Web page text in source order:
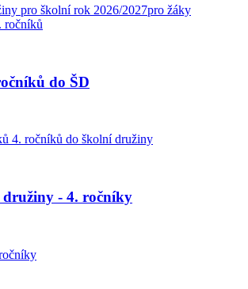
pro školní rok 2026/2027pro žáky
ročníků
do ŠD
4. ročníků do školní družiny
družiny - 4. ročníky